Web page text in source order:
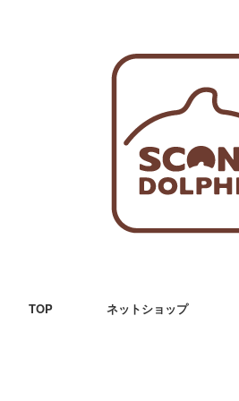
TOP ネットショップ